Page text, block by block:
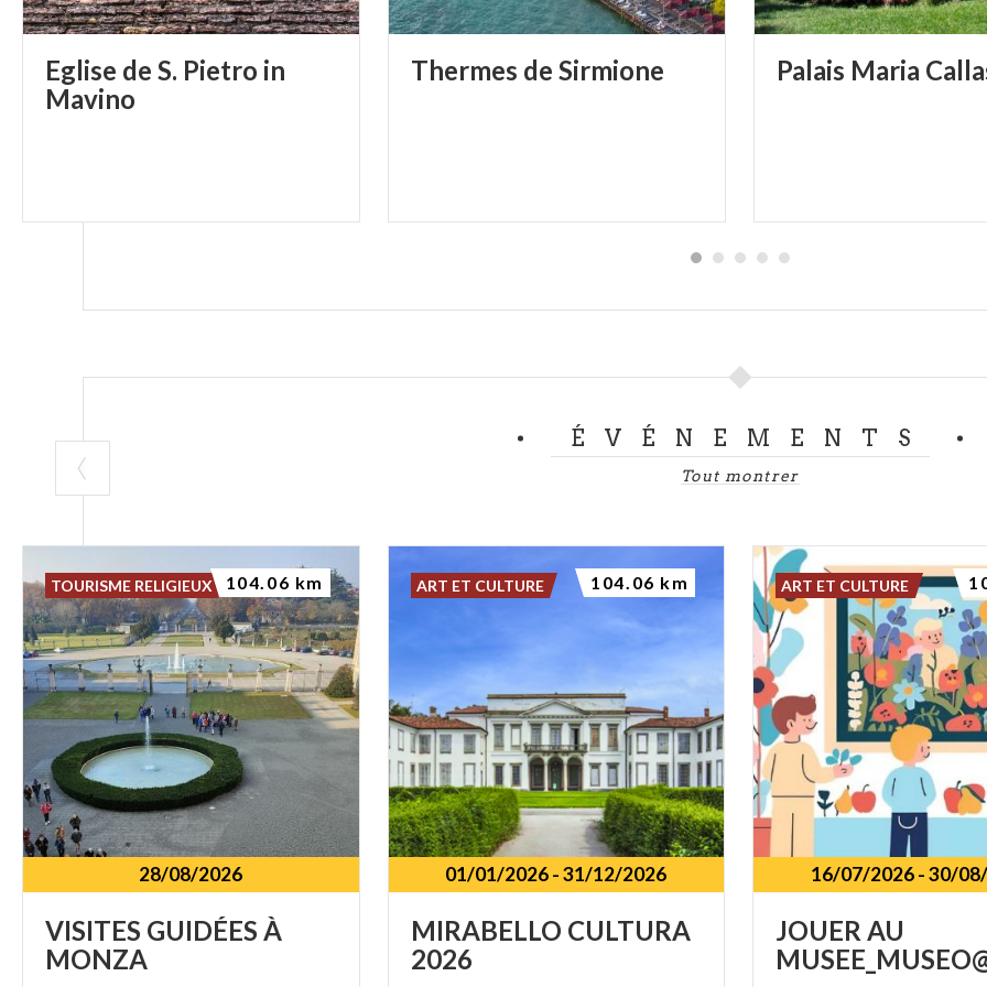
Eglise de S. Pietro in
Mavino
Thermes de Sirmione Palais Maria
ÉVÉNEMENTS
Tout montrer
28/08/2026
VISITES GUIDÉES À
MONZA
TOURISME RELIGIEUX 104.06 km
01/01/2026-31/12/2026
MIRABELLO CULTURA
2026
ART ET CULTURE 104.06 km
16/07/2026-30/
JOUER AU
ART ET CULTURE